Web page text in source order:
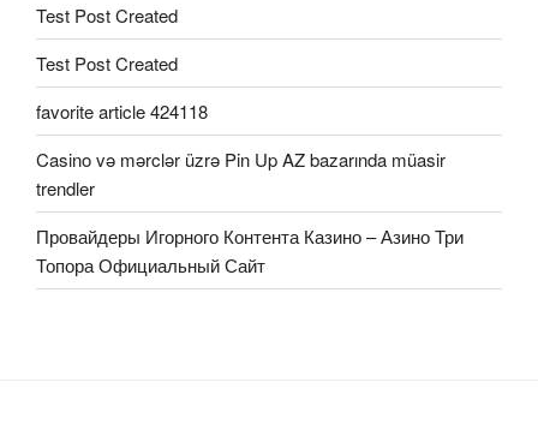
Test Post Created
Test Post Created
favorite article 424118
Casino və mərclər üzrə Pin Up AZ bazarında müasir
trendler
Провайдеры Игорного Контента Казино – Азино Три
Топора Официальный Сайт